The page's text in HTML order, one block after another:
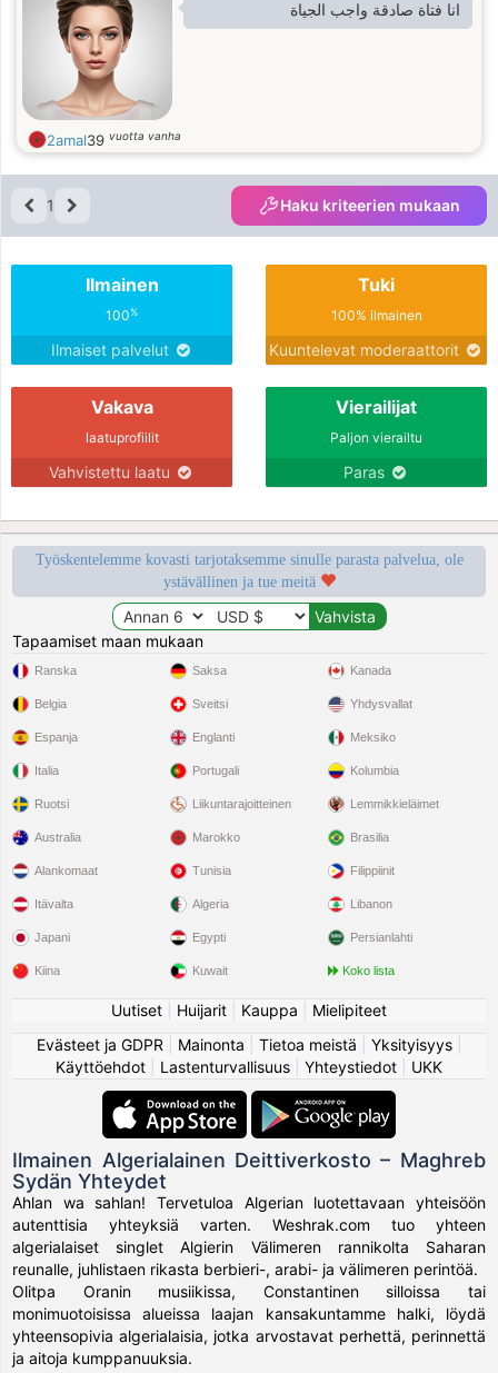
انا فتاة صادقة واجب الجياة
2amal39 vuotta vanha
1 Haku kriteerien mukaan
Ilmainen
100%
Ilmaiset palvelut
Tuki
100% ilmainen
Kuuntelevat moderaattorit
Vakava
laatuprofiilit
Vahvistettu laatu
Vierailijat
Paljon vierailtu
Paras
Työskentelemme kovasti tarjotaksemme sinulle parasta palvelua, ole
ystävällinen ja tue meitä
Tapaamiset maan mukaan
Ranska
Belgia
Espanja
Italia
Ruotsi
Saksa
Sveitsi
Englanti
Portugali
Liikuntarajoitteinen
Kanada
Yhdysvallat
Meksiko
Kolumbia
Lemmikkieläimet
Australia
Alankomaat
Itävalta
Japani
Kiina
Marokko
Tunisia
Algeria
Egypti
Kuwait
Brasilia
Filippiinit
Libanon
Persianlahti
Koko lista
Uutiset Huijarit Kauppa
Mielipiteet
Evästeet ja GDPR
Mainonta Tietoa meistä Yksityisyys|
Käyttöehdot
Lastenturvallisuus Yhteystiedot UKK
Ilmainen Algerialainen Deittiverkosto – Maghreb
Sydän Yhteydet
Ahlan wa sahlan! Tervetuloa Algerian luotettavaan yhteisöön
autenttisia yhteyksiä varten. Weshrak.com tuo yhteen
algerialaiset singlet Algierin Välimeren rannikolta Saharan
reunalle, juhlistaen rikasta berbieri-, arabi- ja välimeren perintöä.
Olitpa Oranin musiikissa, Constantinen silloissa tai
monimuotoisissa alueissa laajan kansakuntamme halki, löydä
yhteensopivia algerialaisia, jotka arvostavat perhettä, perinnettä
ja aitoja kumppanuuksia.